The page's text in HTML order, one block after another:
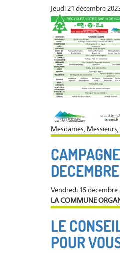
Jeudi 21 décembre
Mesdames, Messieurs,
Vendredi 15 décembre
LA COMMUNE
LE
POUR